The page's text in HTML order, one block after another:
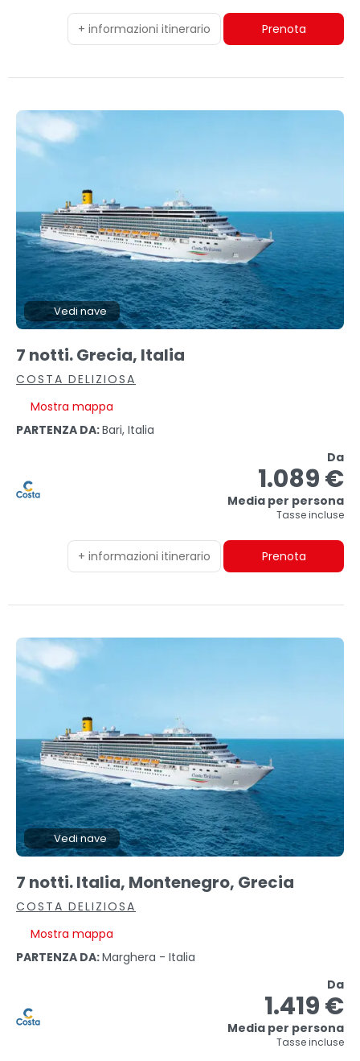
+ informazioni itinerario Prenota
Vedi nave
7 notti. Grecia, Italia
COSTA DELIZIOSA
Mostra mappa
PARTENZA DA:Bari, Italia
Da
1.089 €
Media per persona
Tasse incluse
+ informazioni itinerario Prenota
Vedi nave
7 notti. Italia, Montenegro, Grecia
COSTA DELIZIOSA
Mostra mappa
PARTENZA DA:Marghera - Italia
Da
1.419 €
Media per persona
Tasse incluse